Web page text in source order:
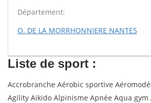
Département:
O. DE LA MORRHONNIERE NANTES
Liste de sport :
Accrobranche Aérobic sportive
Agility Aikido Alpinisme Apnée Aqua